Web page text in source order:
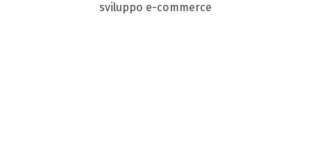
sviluppo e-commerce